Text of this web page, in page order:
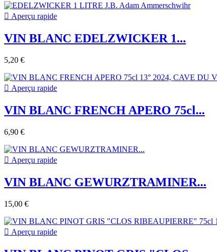
 Aperçu rapide
VIN BLANC EDELZWICKER 1...
5,20 €
 Aperçu rapide
VIN BLANC FRENCH APERO 75cl...
6,90 €
 Aperçu rapide
VIN BLANC GEWURZTRAMINER...
15,00 €
 Aperçu rapide